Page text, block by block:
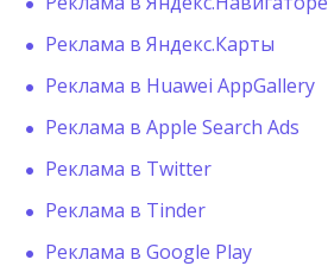
Реклама в Яндекс.Карты
Реклама в Huawei AppGallery
Реклама в Apple Search Ads
Реклама в Twitter
Реклама в Tinder
Реклама в Google Play